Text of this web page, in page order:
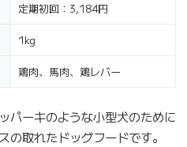
定期初回：3,184円
1kg
鶏肉、馬肉、鶏レバー
パーキのような小型犬のために
の取れたドッグフードです。